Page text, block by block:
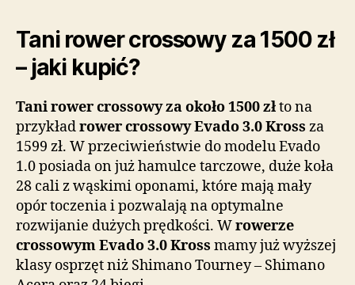
Tani rower crossowy za 1500 zł
– jaki kupić?
Tani rower crossowy za około 1500 złto na
przykładrower crossowy Evado 3.0 Kross za
1599 zł. W przeciwieństwie do modelu Evado
1.0 posiada on już hamulce tarczowe, duże koła
28 cali z wąskimi oponami, które mają mały
opór toczenia i pozwalają na optymalne
rozwijanie dużych prędkości. Wrowerze
crossowym Evado 3.0 Kross mamy już wyższej
klasy osprzęt niż Shimano Tourney – Shimano